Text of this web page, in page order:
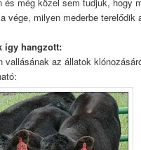
vége, milyen mederbe terelődik
így hangzott:
vallásának az állatok